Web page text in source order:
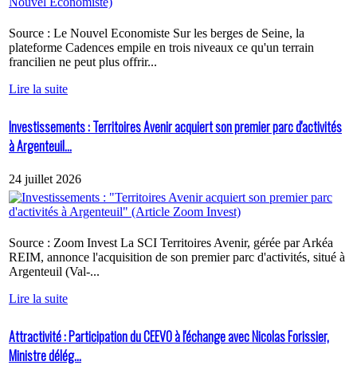
Source : Le Nouvel Economiste Sur les berges de Seine, la
plateforme Cadences empile en trois niveaux ce qu'un terrain
francilien ne peut plus offrir...
Lire la suite
Investissements : Territoires Avenir acquiert son premier parc d'activités
à Argenteuil...
24 juillet 2026
Source : Zoom Invest La SCI Territoires Avenir, gérée par Arkéa
REIM, annonce l'acquisition de son premier parc d'activités, situé à
Argenteuil (Val-...
Lire la suite
Attractivité : Participation du CEEVO à l'échange avec Nicolas Forissier,
Ministre délég...